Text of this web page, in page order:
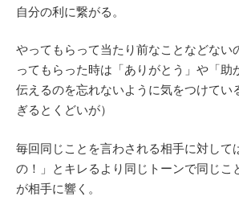
自分の利に繋がる。
やってもらって当たり前なことなどない
ってもらった時は「ありがとう」や「助
伝えるのを忘れないように気をつけてい
ぎるとくどいが）
毎回同じことを言わされる相手に対して
の！」とキレるより同じトーンで同じこ
が相手に響く。